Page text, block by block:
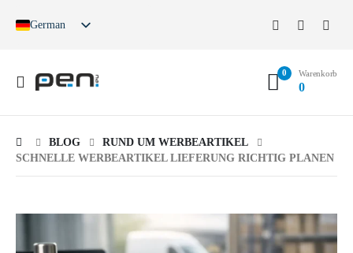
German
Spanish
0 Warenkorb
0
BLOG
RUND UM WERBEARTIKEL
SCHNELLE WERBEARTIKEL LIEFERUNG RICHTIG PLANEN